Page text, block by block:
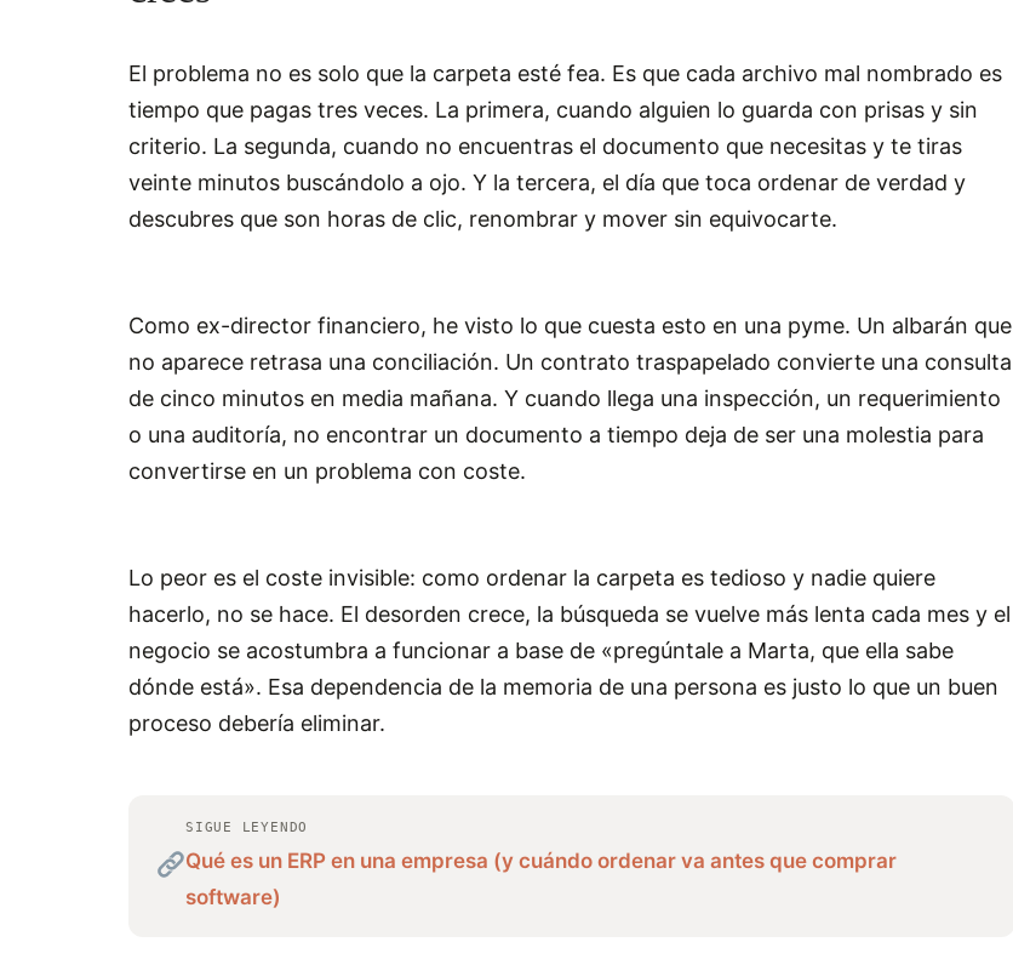
El problema no es solo que la carpeta esté fea. Es que cada archivo mal nombrado es
tiempo que pagas tres veces. La primera, cuando alguien lo guarda con prisas y sin
criterio. La segunda, cuando no encuentras el documento que necesitas y te tiras
veinte minutos buscándolo a ojo. Y la tercera, el día que toca ordenar de verdad y
descubres que son horas de clic, renombrar y mover sin equivocarte.
Como ex-director financiero, he visto lo que cuesta esto en una pyme. Un albarán que
no aparece retrasa una conciliación. Un contrato traspapelado convierte una consulta
de cinco minutos en media mañana. Y cuando llega una inspección, un requerimiento
o una auditoría, no encontrar un documento a tiempo deja de ser una molestia para
convertirse en un problema con coste.
Lo peor es el coste invisible: como ordenar la carpeta es tedioso y nadie quiere
hacerlo, no se hace. El desorden crece, la búsqueda se vuelve más lenta cada mes y el
negocio se acostumbra a funcionar a base de «pregúntale a Marta, que ella sabe
dónde está». Esa dependencia de la memoria de una persona es justo lo que un buen
proceso debería eliminar.
SIGUE LEYENDO
Qué es un ERP en una empresa (y cuándo ordenar va antes que comprar
software)